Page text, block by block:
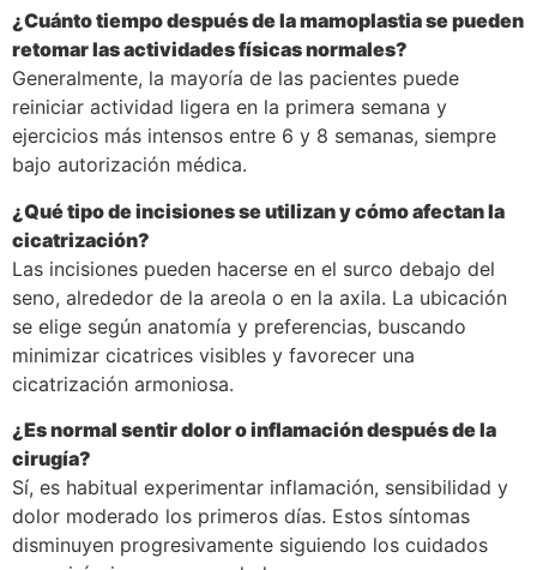
¿Cuánto tiempo después de la mamoplastia se pueden
retomar las actividades físicas normales?
Generalmente, la mayoría de las pacientes puede
reiniciar actividad ligera en la primera semana y
ejercicios más intensos entre 6 y 8 semanas, siempre
bajo autorización médica.
¿Qué tipo de incisiones se utilizan y cómo afectan la
cicatrización?
Las incisiones pueden hacerse en el surco debajo del
seno, alrededor de la areola o en la axila. La ubicación
se elige según anatomía y preferencias, buscando
minimizar cicatrices visibles y favorecer una
cicatrización armoniosa.
¿Es normal sentir dolor o inflamación después de la
cirugía?
Sí, es habitual experimentar inflamación, sensibilidad y
dolor moderado los primeros días. Estos síntomas
disminuyen progresivamente siguiendo los cuidados